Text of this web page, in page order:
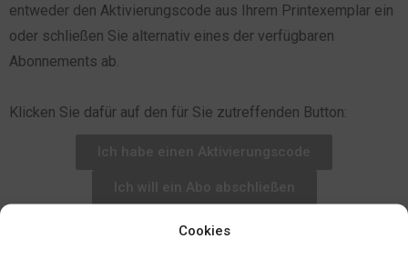
Cookies
entweder den Aktivierungscode aus Ihrem Printexemplar ein
oder schließen Sie alternativ eines der verfügbaren
Abonnements ab.
Klicken Sie dafür auf den für Sie zutreffenden Button: